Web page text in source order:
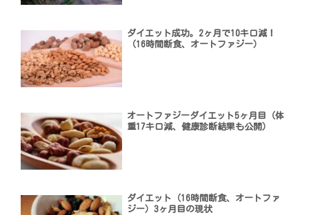
ダイエット成功。2ヶ月で10キロ減！
（16時間断食、オートファジー）
オートファジーダイエット5ヶ月目（体
重17キロ減、健康診断結果も公開）
ダイエット（16時間断食、オートファ
ジー）3ヶ月目の現状